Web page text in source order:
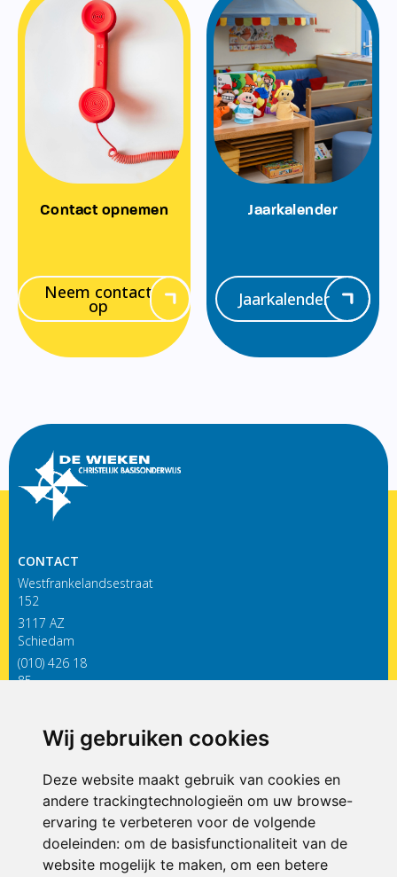
Wij gebruiken cookies
Deze website maakt gebruik van cookies en
andere trackingtechnologieën om uw browse-
ervaring te verbeteren voor de volgende
doeleinden: om de basisfunctionaliteit van de
website mogelijk te maken, om een betere
Contact opnemen
Neem contact
op
Jaarkalender
Jaarkalender
CONTACT
Westfrankelandsestraat
152
3117 AZ
Schiedam
(010) 426 18
85
ONDERDEEL VAN